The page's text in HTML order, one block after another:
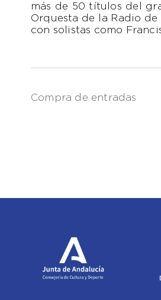
más de 50 títulos del
Orquesta de la Radio
con solistas como
Compra de entradas